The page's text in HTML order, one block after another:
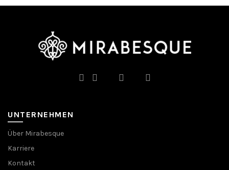
UNTERNEHMEN
Über Mirabesque
Karriere
Kontakt